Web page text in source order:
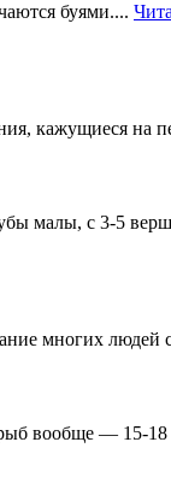
буями....
кажущиеся на
малы, с 3-5
многих людей
рыб вообще — 15-18